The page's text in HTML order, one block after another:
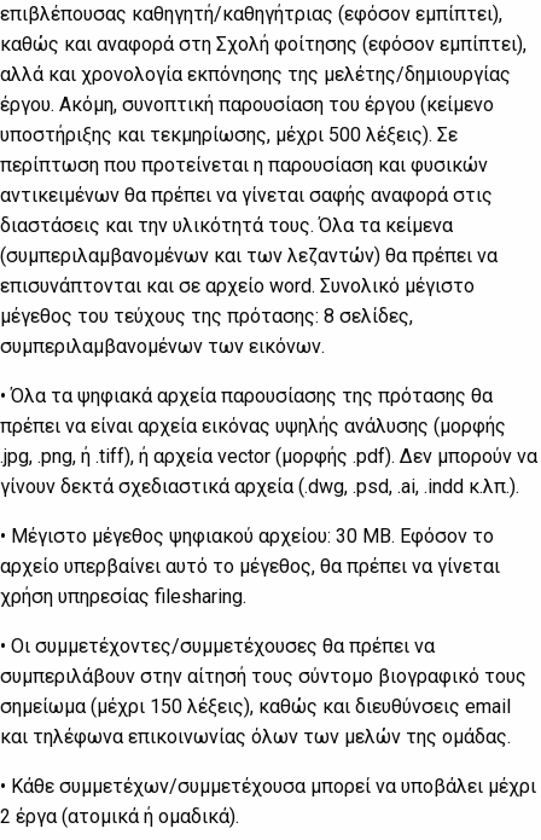
επιβλέπουσας καθηγητή/καθηγήτριας (εφόσον εμπίπτει),
καθώς και αναφορά στη Σχολή φοίτησης (εφόσον εμπίπτει),
αλλά και χρονολογία εκπόνησης της μελέτης/δημιουργίας
έργου. Ακόμη, συνοπτική παρουσίαση του έργου (κείμενο
υποστήριξης και τεκμηρίωσης, μέχρι 500 λέξεις). Σε
περίπτωση που προτείνεται η παρουσίαση και φυσικών
αντικειμένων θα πρέπει να γίνεται σαφής αναφορά στις
διαστάσεις και την υλικότητά τους. Όλα τα κείμενα
(συμπεριλαμβανομένων και των λεζαντών) θα πρέπει να
επισυνάπτονται και σε αρχείο word. Συνολικό μέγιστο
μέγεθος του τεύχους της πρότασης: 8 σελίδες,
συμπεριλαμβανομένων των εικόνων.
• Όλα τα ψηφιακά αρχεία παρουσίασης της πρότασης θα
πρέπει να είναι αρχεία εικόνας υψηλής ανάλυσης (μορφής
.jpg, .png, ή .tiff), ή αρχεία vector (μορφής .pdf). Δεν μπορούν να
γίνουν δεκτά σχεδιαστικά αρχεία (.dwg, .psd, .ai, .indd κ.λπ.).
• Μέγιστο μέγεθος ψηφιακού αρχείου: 30 MB. Εφόσον το
αρχείο υπερβαίνει αυτό το μέγεθος, θα πρέπει να γίνεται
χρήση υπηρεσίας filesharing.
• Οι συμμετέχοντες/συμμετέχουσες θα πρέπει να
συμπεριλάβουν στην αίτησή τους σύντομο βιογραφικό τους
σημείωμα (μέχρι 150 λέξεις), καθώς και διευθύνσεις email
και τηλέφωνα επικοινωνίας όλων των μελών της ομάδας.
• Κάθε συμμετέχων/συμμετέχουσα μπορεί να υποβάλει μέχρι
2 έργα (ατομικά ή ομαδικά).